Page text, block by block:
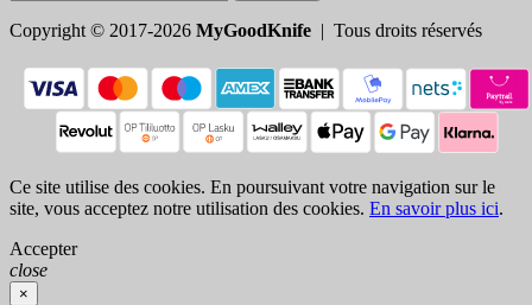
Copyright © 2017-2026 MyGoodKnife | Tous droits réservés
Ce site utilise des cookies. En poursuivant votre navigation sur le
site, vous acceptez notre utilisation des cookies. En savoir plus ici.
Accepter
close
×